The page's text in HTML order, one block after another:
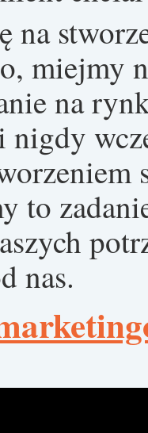
na
miejmy
na
nigdy
to
nas.